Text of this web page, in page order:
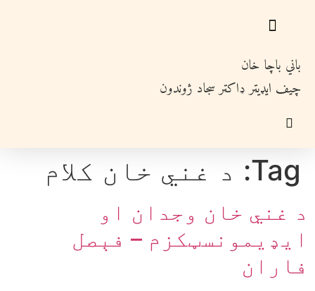
باني باچا خان
چيف ايډيټر ډاکټر سجاد ژوندون
Tag: د غني خان کلام
د غني خان وجدان او
ايډيمونسټکزم – فېصل
فاران